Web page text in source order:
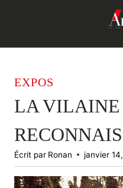
EXPOS
LA VILAINE
Écrit par Ronan janvier